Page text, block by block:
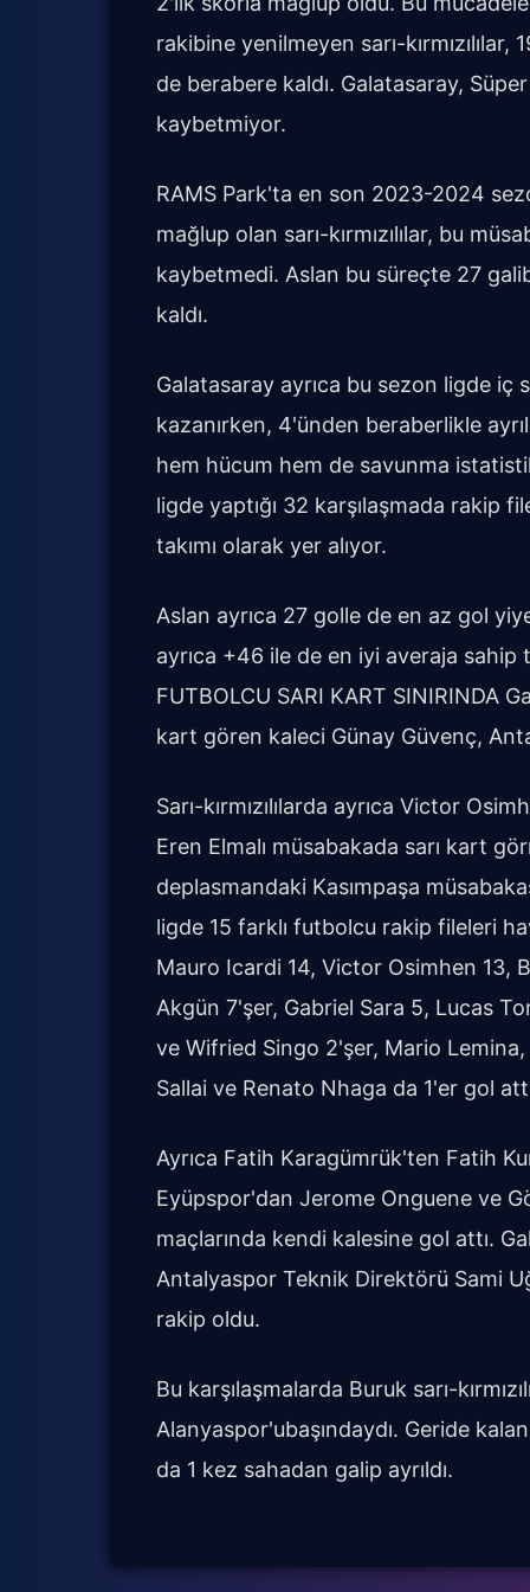
rakibine yenilmeyen sarı-
de berabere kaldı. Galatasaray,
kaybetmiyor.
RAMS Park'ta en son 2023-2024
mağlup olan sarı-kırmızılılar, bu
kaybetmedi. Aslan bu süreçte 27
kaldı.
Galatasaray ayrıca bu sezon ligde iç
kazanırken, 4'ünden beraberlikle
hem hücum hem de savunma
ligde yaptığı 32 karşılaşmada rakip
takımı olarak yer alıyor.
Aslan ayrıca 27 golle de en az gol
ayrıca +46 ile de en iyi averaja sahip
FUTBOLCU SARI KART SINIRINDA
kart gören kaleci Günay Güvenç,
Sarı-kırmızılılarda ayrıca Victor
Eren Elmalı müsabakada sarı kart
deplasmandaki Kasımpaşa
ligde 15 farklı futbolcu rakip fileleri
Mauro Icardi 14, Victor Osimhen 13,
Akgün 7'şer, Gabriel Sara 5, Lucas
ve Wifried Singo 2'şer, Mario
Sallai ve Renato Nhaga da 1'er gol
Ayrıca Fatih Karagümrük'ten Fatih
Eyüpspor'dan Jerome Onguene ve
maçlarında kendi kalesine gol attı.
Antalyaspor Teknik Direktörü Sami
rakip oldu.
Bu karşılaşmalarda Buruk sarı-
Alanyaspor'ubaşındaydı. Geride
da 1 kez sahadan galip ayrıldı.